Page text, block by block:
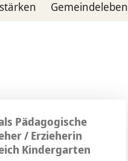
Gemeindeleben
Pädagogische
/ Erzieherin
Kindergarten